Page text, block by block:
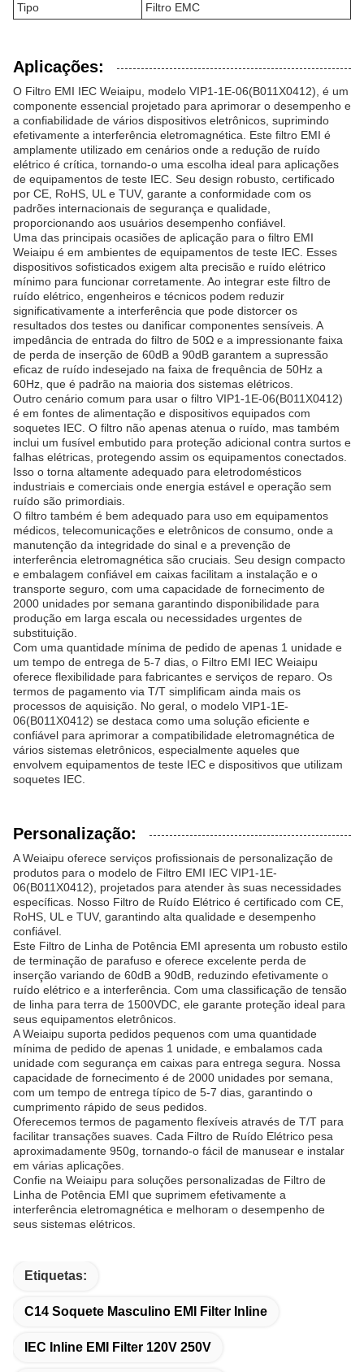
Tipo
Filtro EMC
Aplicações:
O Filtro EMI IEC Weiaipu, modelo VIP1-1E-06(B011X0412), é um
componente essencial projetado para aprimorar o desempenho e
a confiabilidade de vários dispositivos eletrônicos, suprimindo
efetivamente a interferência eletromagnética. Este filtro EMI é
amplamente utilizado em cenários onde a redução de ruído
elétrico é crítica, tornando-o uma escolha ideal para aplicações
de equipamentos de teste IEC. Seu design robusto, certificado
por CE, RoHS, UL e TUV, garante a conformidade com os
padrões internacionais de segurança e qualidade,
proporcionando aos usuários desempenho confiável.
Uma das principais ocasiões de aplicação para o filtro EMI
Weiaipu é em ambientes de equipamentos de teste IEC. Esses
dispositivos sofisticados exigem alta precisão e ruído elétrico
mínimo para funcionar corretamente. Ao integrar este filtro de
ruído elétrico, engenheiros e técnicos podem reduzir
significativamente a interferência que pode distorcer os
resultados dos testes ou danificar componentes sensíveis. A
impedância de entrada do filtro de 50Ω e a impressionante faixa
de perda de inserção de 60dB a 90dB garantem a supressão
eficaz de ruído indesejado na faixa de frequência de 50Hz a
60Hz, que é padrão na maioria dos sistemas elétricos.
Outro cenário comum para usar o filtro VIP1-1E-06(B011X0412)
é em fontes de alimentação e dispositivos equipados com
soquetes IEC. O filtro não apenas atenua o ruído, mas também
inclui um fusível embutido para proteção adicional contra surtos e
falhas elétricas, protegendo assim os equipamentos conectados.
Isso o torna altamente adequado para eletrodomésticos
industriais e comerciais onde energia estável e operação sem
ruído são primordiais.
O filtro também é bem adequado para uso em equipamentos
médicos, telecomunicações e eletrônicos de consumo, onde a
manutenção da integridade do sinal e a prevenção de
interferência eletromagnética são cruciais. Seu design compacto
e embalagem confiável em caixas facilitam a instalação e o
transporte seguro, com uma capacidade de fornecimento de
2000 unidades por semana garantindo disponibilidade para
produção em larga escala ou necessidades urgentes de
substituição.
Com uma quantidade mínima de pedido de apenas 1 unidade e
um tempo de entrega de 5-7 dias, o Filtro EMI IEC Weiaipu
oferece flexibilidade para fabricantes e serviços de reparo. Os
termos de pagamento via T/T simplificam ainda mais os
processos de aquisição. No geral, o modelo VIP1-1E-
06(B011X0412) se destaca como uma solução eficiente e
confiável para aprimorar a compatibilidade eletromagnética de
vários sistemas eletrônicos, especialmente aqueles que
envolvem equipamentos de teste IEC e dispositivos que utilizam
soquetes IEC.
Personalização:
A Weiaipu oferece serviços profissionais de personalização de
produtos para o modelo de Filtro EMI IEC VIP1-1E-
06(B011X0412), projetados para atender às suas necessidades
específicas. Nosso Filtro de Ruído Elétrico é certificado com CE,
RoHS, UL e TUV, garantindo alta qualidade e desempenho
confiável.
Este Filtro de Linha de Potência EMI apresenta um robusto estilo
de terminação de parafuso e oferece excelente perda de
inserção variando de 60dB a 90dB, reduzindo efetivamente o
ruído elétrico e a interferência. Com uma classificação de tensão
de linha para terra de 1500VDC, ele garante proteção ideal para
seus equipamentos eletrônicos.
A Weiaipu suporta pedidos pequenos com uma quantidade
mínima de pedido de apenas 1 unidade, e embalamos cada
unidade com segurança em caixas para entrega segura. Nossa
capacidade de fornecimento é de 2000 unidades por semana,
com um tempo de entrega típico de 5-7 dias, garantindo o
cumprimento rápido de seus pedidos.
Oferecemos termos de pagamento flexíveis através de T/T para
facilitar transações suaves. Cada Filtro de Ruído Elétrico pesa
aproximadamente 950g, tornando-o fácil de manusear e instalar
em várias aplicações.
Confie na Weiaipu para soluções personalizadas de Filtro de
Linha de Potência EMI que suprimem efetivamente a
interferência eletromagnética e melhoram o desempenho de
seus sistemas elétricos.
Etiquetas:
C14 Soquete Masculino EMI Filter Inline
IEC Inline EMI Filter 120V 250V